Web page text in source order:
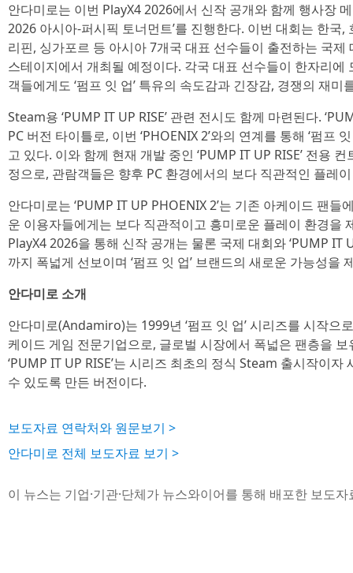
안다미로는 이번 PlayX4 2026에서 신작 공개와 함께 행사장
2026 아시아-퍼시픽 토너먼트’를 진행한다. 이번 대회는 한국
리핀, 싱가포르 등 아시아 7개국 대표 선수들이 출전하는 국
스테이지에서 개최될 예정이다. 각국 대표 선수들이 한자리에
객들에게도 ‘펌프 잇 업’ 특유의 속도감과 긴장감, 경쟁의 재
Steam용 ‘PUMP IT UP RISE’ 관련 전시도 함께 마련된다.
PC 버전 타이틀로, 이번 ‘PHOENIX 2’와의 연계를 통해 ‘펌프
고 있다. 이와 함께 현재 개발 중인 ‘PUMP IT UP RISE’ 전용
정으로, 관람객들은 향후 PC 환경에서의 보다 직관적인 플레
안다미로는 ‘PUMP IT UP PHOENIX 2’는 기존 아케이드 팬
운 이용자들에게는 보다 직관적이고 흥미로운 플레이 환경을
PlayX4 2026을 통해 신작 공개는 물론 국제 대회와 ‘PUMP IT
까지 폭넓게 선보이며 ‘펌프 잇 업’ 브랜드의 새로운 가능성을
안다미로 소개
안다미로(Andamiro)는 1999년 ‘펌프 잇 업’ 시리즈를 시작으
케이드 게임 전문기업으로, 글로벌 시장에서 폭넓은 팬층을
‘PUMP IT UP RISE’는 시리즈 최초의 정식 Steam 출시작이자
수 있도록 만든 버전이다.
보도자료 연락처와 원문보기 >
안다미로 전체 보도자료 보기 >
이 뉴스는 기업·기관·단체가 뉴스와이어를 통해 배포한 보도